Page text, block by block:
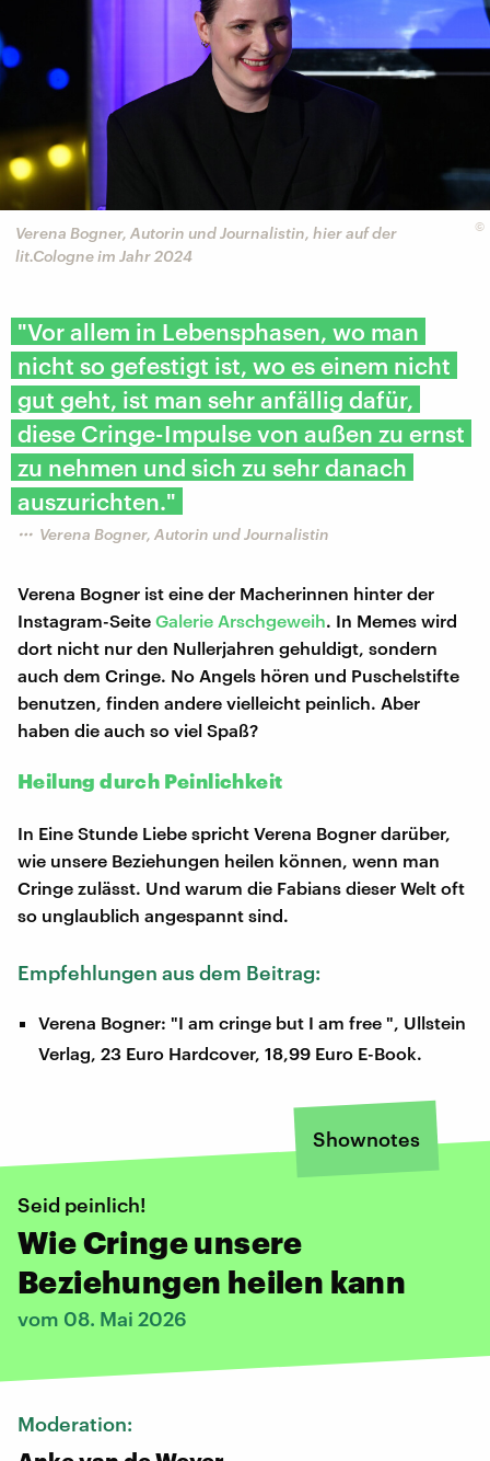
©
Verena Bogner, Autorin und Journalistin, hier auf der
lit.Cologne im Jahr 2024
"Vor allem in Lebensphasen, wo man
nicht so gefestigt ist, wo es einem nicht
gut geht, ist man sehr anfällig dafür,
diese Cringe-Impulse von außen zu ernst
zu nehmen und sich zu sehr danach
auszurichten."
Verena Bogner, Autorin und Journalistin
Verena Bogner ist eine der Macherinnen hinter der
Instagram-Seite Galerie Arschgeweih. In Memes wird
dort nicht nur den Nullerjahren gehuldigt, sondern
auch dem Cringe. No Angels hören und Puschelstifte
benutzen, finden andere vielleicht peinlich. Aber
haben die auch so viel Spaß?
Heilung durch Peinlichkeit
In Eine Stunde Liebe spricht Verena Bogner darüber,
wie unsere Beziehungen heilen können, wenn man
Cringe zulässt. Und warum die Fabians dieser Welt oft
so unglaublich angespannt sind.
Empfehlungen aus dem Beitrag:
Verena Bogner: "I am cringe but I am free ", Ullstein
Verlag, 23 Euro Hardcover, 18,99 Euro E-Book.
Shownotes
Seid peinlich!
Wie Cringe unsere
Beziehungen heilen kann
vom 08. Mai 2026
Moderation: